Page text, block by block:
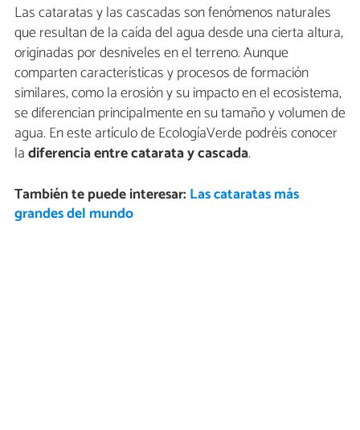
Las cataratas y las cascadas son fenómenos naturales
que resultan de la caída del agua desde una cierta altura,
originadas por desniveles en el terreno. Aunque
comparten características y procesos de formación
similares, como la erosión y su impacto en el ecosistema,
se diferencian principalmente en su tamaño y volumen de
agua. En este artículo de EcologíaVerde podréis conocer
ladiferencia entre catarata y cascada.
También te puede interesar: Las cataratas más
grandes del mundo